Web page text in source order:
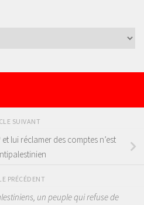
SUIVANT
et lui réclamer des comptes n’est
PRÉCÉDENT
un peuple qui refuse de